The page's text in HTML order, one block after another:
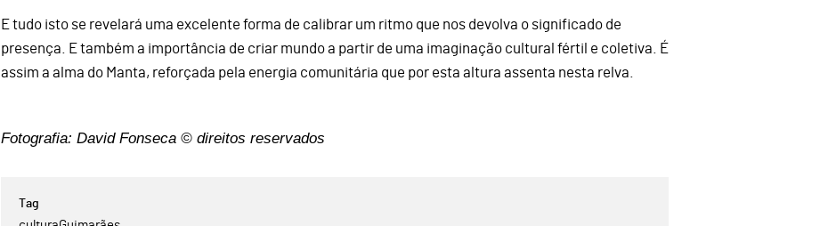
E tudo isto se revelará uma excelente forma de calibrar um ritmo que nos devolva o significado de
presença. E também a importância de criar mundo a partir de uma imaginação cultural fértil e coletiva. É
assim a alma do Manta, reforçada pela energia comunitária que por esta altura assenta nesta relva.
Fotografia: David Fonseca © direitos reservados